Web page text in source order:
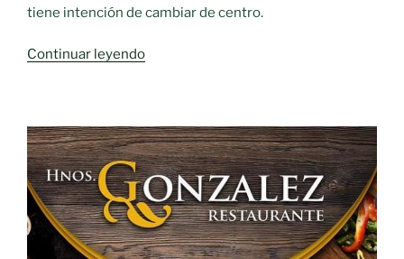
tiene intención de cambiar de centro.
Continuar leyendo«Abierto
solicitar
una
de
las
36.048
plazas